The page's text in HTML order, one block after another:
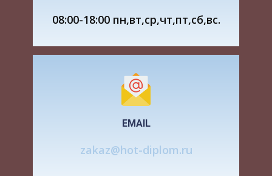
Крутым поворотом на пути революционного
август 1898 года. Тогда он стал членом социал-
«Месаме Даси». Позднее с этого момента
отсчитывался партийный стаж Сталина.
Весной 1899 года все чаще молодой
семинарии. После того как он получил сразу
08:00-18:00 пн,вт,ср,чт,пт,сб,вс.
EMAIL
zakaz@hot-diplom.ru